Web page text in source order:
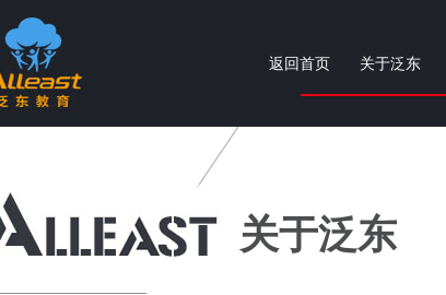
个性化智慧教育产品与服务提供商
返回首页 关于泛东
关于泛东